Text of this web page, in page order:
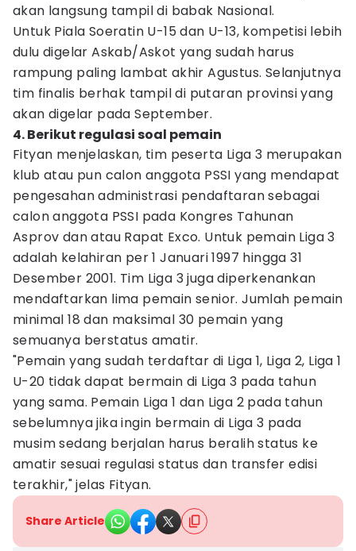
akan langsung tampil di babak Nasional.
Untuk Piala Soeratin U-15 dan U-13, kompetisi lebih
dulu digelar Askab/Askot yang sudah harus
rampung paling lambat akhir Agustus. Selanjutnya
tim finalis berhak tampil di putaran provinsi yang
akan digelar pada September.
4. Berikut regulasi soal pemain
Fityan menjelaskan, tim peserta Liga 3 merupakan
klub atau pun calon anggota PSSI yang mendapat
pengesahan administrasi pendaftaran sebagai
calon anggota PSSI pada Kongres Tahunan
Asprov dan atau Rapat Exco. Untuk pemain Liga 3
adalah kelahiran per 1 Januari 1997 hingga 31
Desember 2001. Tim Liga 3 juga diperkenankan
mendaftarkan lima pemain senior. Jumlah pemain
minimal 18 dan maksimal 30 pemain yang
semuanya berstatus amatir.
"Pemain yang sudah terdaftar di Liga 1, Liga 2, Liga 1
U-20 tidak dapat bermain di Liga 3 pada tahun
yang sama. Pemain Liga 1 dan Liga 2 pada tahun
sebelumnya jika ingin bermain di Liga 3 pada
musim sedang berjalan harus beralih status ke
amatir sesuai regulasi status dan transfer edisi
terakhir," jelas Fityan.
Share Article